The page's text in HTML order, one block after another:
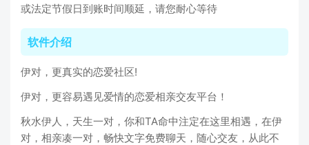
或法定节假日到账时间顺延，请您耐心等待
软件介绍
伊对，更真实的恋爱社区!
伊对，更容易遇见爱情的恋爱相亲交友平台！
秋水伊人，天生一对，你和TA命中注定在这里相遇，在伊
对，相亲凑一对，畅快文字免费聊天，随心交友，从此不